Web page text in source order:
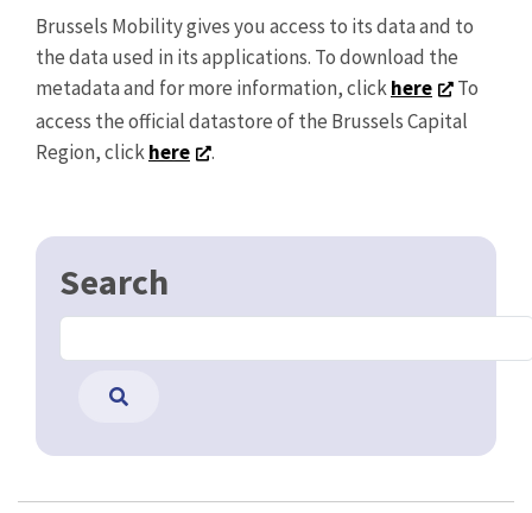
Brussels Mobility gives you access to its data and to
the data used in its applications. To download the
metadata and for more information, clickhere
To
access the official datastore of the Brussels Capital
Region, clickhere .
Search